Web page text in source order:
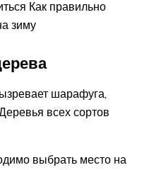
Как правильно
зиму
шарафуга,
всех сортов
выбрать место на